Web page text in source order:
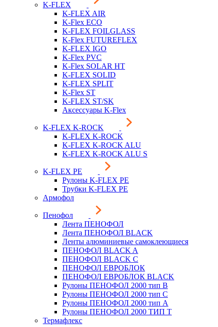
K-FLEX
K-FLEX AIR
K-Flex ECO
K-FLEX FOILGLASS
K-Flex FUTUREFLEX
K-FLEX IGO
K-Flex PVC
K-Flex SOLAR HT
K-FLEX SOLID
K-FLEX SPLIT
K-Flex ST
K-FLEX ST/SK
Аксессуары K-Flex
K-FLEX K-ROCK
K-FLEX K-ROCK
K-FLEX K-ROCK ALU
K-FLEX K-ROCK ALU S
K-FLEX PE
Рулоны K-FLEX PE
Трубки K-FLEX PE
Армофол
Пенофол
Лента ПЕНОФОЛ
Лента ПЕНОФОЛ BLACK
Ленты алюминиевые самоклеющиеся
ПЕНОФОЛ BLACK A
ПЕНОФОЛ BLACK С
ПЕНОФОЛ ЕВРОБЛОК
ПЕНОФОЛ ЕВРОБЛОК BLACK
Рулоны ПЕНОФОЛ 2000 тип B
Рулоны ПЕНОФОЛ 2000 тип C
Рулоны ПЕНОФОЛ 2000 тип А
Рулоны ПЕНОФОЛ 2000 ТИП Т
Термафлекс